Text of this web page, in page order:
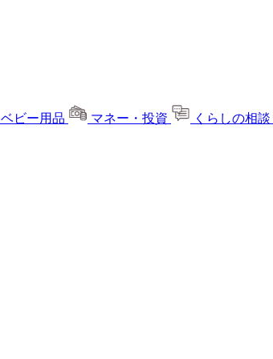
ベビー用品 マネー・投資 くらしの相談